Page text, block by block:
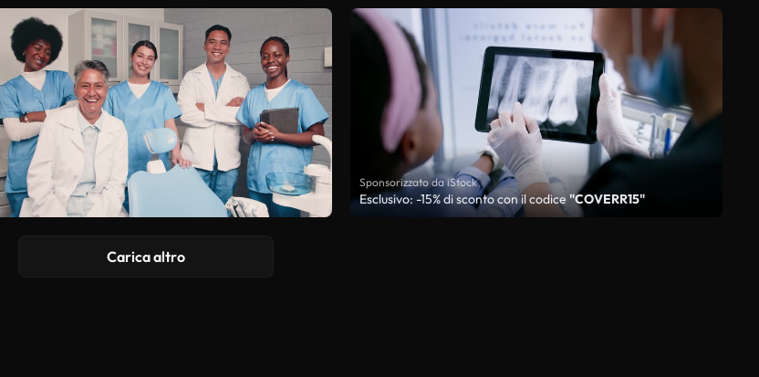
Sponsorizzato da iStock
Esclusivo: -15% di sconto con il codice"COVERR15"
Carica altro